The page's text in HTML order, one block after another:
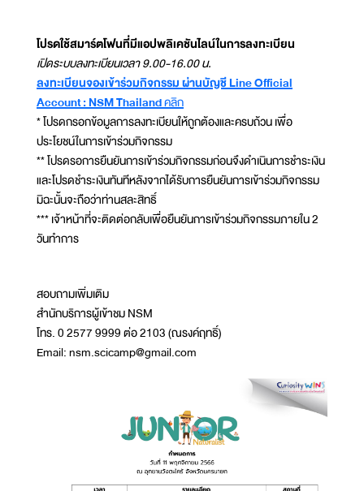
โปรดใช้สมาร์ตโฟนที่มีแอปพลิเคชันไลน์ในการลงทะเบียน
เปิดระบบลงทะเบียนเวลา 9.00-16.00 น.
ลงทะเบียนจองเข้าร่วมกิจกรรม ผ่านบัญชี Line Official
Account : NSM Thailandคลิก
* โปรดกรอกข้อมูลการลงทะเบียนให้ถูกต้องและครบถ้วน เพื่อ
ประโยชน์ในการเข้าร่วมกิจกรรม
** โปรดรอการยืนยันการเข้าร่วมกิจกรรมก่อนจึงดำเนินการชำระเงิน
และโปรดชำระเงินทันทีหลังจากได้รับการยืนยันการเข้าร่วมกิจกรรม
มิฉะนั้นจะถือว่าท่านสละสิทธิ์
*** เจ้าหน้าที่จะติดต่อกลับเพื่อยืนยันการเข้าร่วมกิจกรรมภายใน 2
วันทำการ
สอบถามเพิ่มเติม
สำนักบริการผู้เข้าชม NSM
โทร. 0 2577 9999 ต่อ 2103 (ณรงค์ฤทธิ์)
Email: nsm.scicamp@gmail.com